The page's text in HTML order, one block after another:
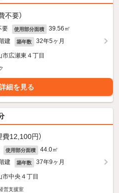
不要）
要 使用部分面積 39.56㎡
建 築年数 32年5ヶ月
市広瀬東４丁目
細を見る
費12,100円）
使用部分面積 44.0㎡
建 築年数 37年9ヶ月
市中央４丁目
営支援室